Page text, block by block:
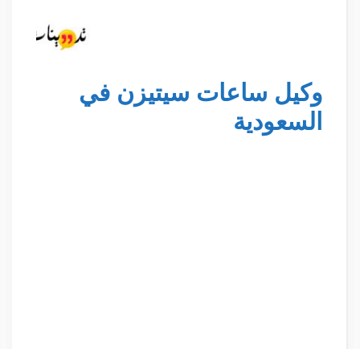
وكيل ساعات سيتيزن في
السعودية